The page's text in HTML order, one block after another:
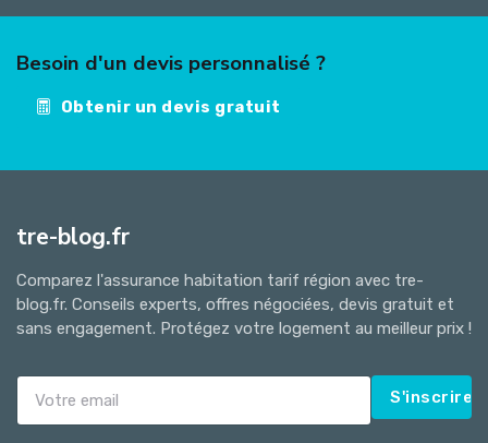
Besoin d'un devis personnalisé ?
Obtenir un devis gratuit
tre-blog.fr
Comparez l'assurance habitation tarif région avec tre-
blog.fr. Conseils experts, offres négociées, devis gratuit et
sans engagement. Protégez votre logement au meilleur prix !
S'inscrire